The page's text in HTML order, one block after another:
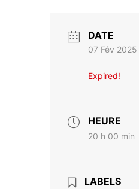
DATE
07 Fév 2025
Expired!
HEURE
20 h 00 min
LABELS